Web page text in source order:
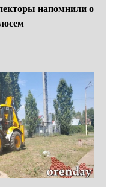
напомнили о